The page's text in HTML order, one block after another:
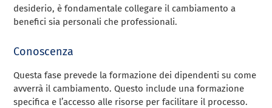
desiderio, è fondamentale collegare il cambiamento a
benefici sia personali che professionali.
Conoscenza
Questa fase prevede la formazione dei dipendenti su come
avverrà il cambiamento. Questo include una formazione
specifica e l’accesso alle risorse per facilitare il processo.